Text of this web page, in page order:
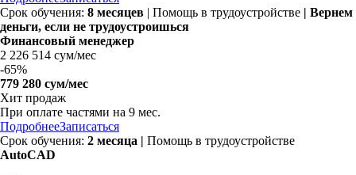
Срок обучения: 8 месяцев | Помощь в трудоустройстве | Вернем
деньги, если не трудоустроишься
Финансовый менеджер
2 226 514 сум/мес
-65%
779 280 сум/мес
Хит продаж
При оплате частями на 9 мес.
ПодробнееЗаписаться
Срок обучения: 2 месяца | Помощь в трудоустройстве
AutoCAD